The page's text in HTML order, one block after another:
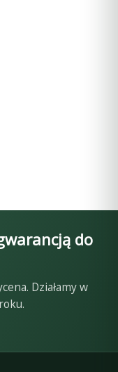
do
Działamy w